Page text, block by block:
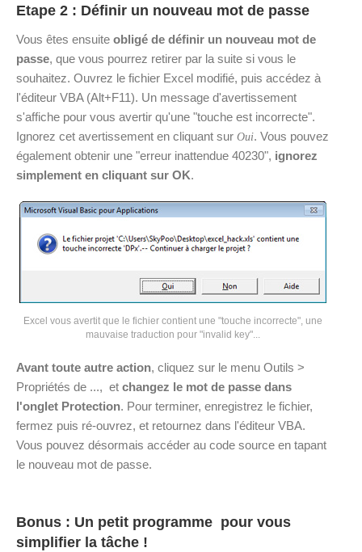
Etape 2 : Définir un nouveau mot de passe
Vous êtes ensuite obligé de définir un nouveau mot de
passe, que vous pourrez retirer par la suite si vous le
souhaitez. Ouvrez le fichier Excel modifié, puis accédez à
l'éditeur VBA (Alt+F11). Un message d'avertissement
s'affiche pour vous avertir qu'une "touche est incorrecte".
Ignorez cet avertissement en cliquant sur Oui. Vous pouvez
également obtenir une "erreur inattendue 40230", ignorez
simplement en cliquant sur OK.
Excel vous avertit que le fichier contient une "touche incorrecte", une
mauvaise traduction pour "invalid key"...
Avant toute autre action, cliquez sur le menu Outils >
Propriétés de ..., et changez le mot de passe dans
l'onglet Protection. Pour terminer, enregistrez le fichier,
fermez puis ré-ouvrez, et retournez dans l'éditeur VBA.
Vous pouvez désormais accéder au code source en tapant
le nouveau mot de passe.
Bonus : Un petit programme pour vous
simplifier la tâche !